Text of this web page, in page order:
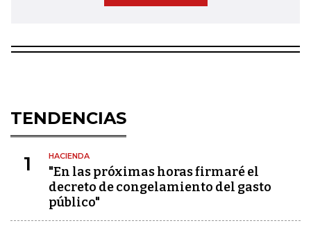
TENDENCIAS
1 HACIENDA
"En las próximas horas firmaré el
decreto de congelamiento del gasto
público"